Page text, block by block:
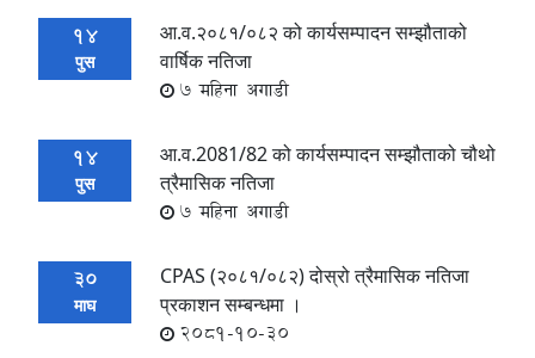
14
पुस
आ.व.२०८१/०८२ को कार्यसम्पादन सम्झौताको
वार्षिक नतिजा
7 महिना अगाडी
14
पुस
आ.व.2081/82 को कार्यसम्पादन सम्झौताको चौथो
त्रैमासिक नतिजा
7 महिना अगाडी
30
माघ
CPAS (२०८१/०८२) दोस्रो त्रैमासिक नतिजा
प्रकाशन सम्बन्धमा ।
2081-10-30